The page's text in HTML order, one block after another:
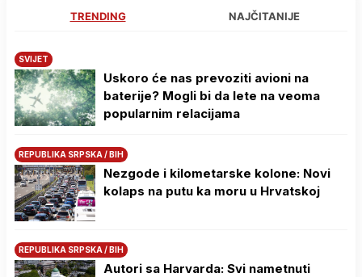
TRENDING NAJČITANIJE
SVIJET
Uskoro će nas prevoziti avioni na
baterije? Mogli bi da lete na veoma
popularnim relacijama
REPUBLIKA SRPSKA / BIH
Nezgode i kilometarske kolone: Novi
kolaps na putu ka moru u Hrvatskoj
REPUBLIKA SRPSKA / BIH
Autori sa Harvarda: Svi nametnuti